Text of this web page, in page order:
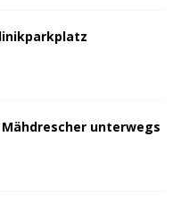
Mähdrescher unterwegs